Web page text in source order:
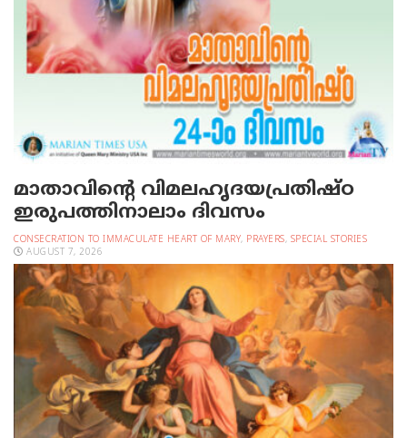
മാതാവിന്റെ വിമലഹൃദയപ്രതിഷ്ഠ
ഇരുപത്തിനാലാം ദിവസം
CONSECRATION TO IMMACULATE HEART OF MARY, PRAYERS, SPECIAL STORIES
AUGUST 7, 2026